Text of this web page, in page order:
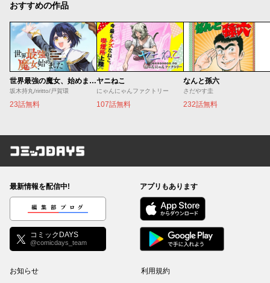
おすすめの作品
世界最強の魔女、始めました ～私だけ『攻略サイト』を見れる世界で自由に生きます～
坂木持丸/riritto/戸賀環
23話無料
ヤニねこ
にゃんにゃんファクトリー
107話無料
なんと孫六
さだやす圭
232話無料
コミックDAYS
最新情報を配信中!
編集部ブログ
コミックDAYS
@comicdays_team
アプリもあります
お知らせ
利用規約